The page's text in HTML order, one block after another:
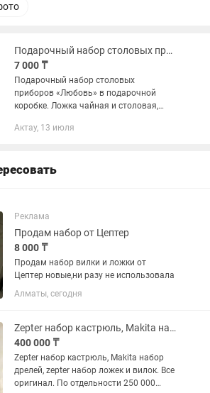
Подарочный набор столовых приборов «Любовь» в подарочной коробке.
7 000 ₸
Подарочный набор столовых
приборов «Любовь» в подарочной
коробке. Ложка чайная и столовая,
с износостойким покрытием, лазерная
Актау, 13 июля
Реклама
Продам набор от Цептер
8 000 ₸
Продам набор вилки и ложки от
Цептер новые,ни разу не использовала
Алматы, сегодня
Zepter набор кастрюль, Makita набор дрелей, zepter набор ложек и вилок
400 000 ₸
Zepter набор кастрюль, Makita набор
дрелей, zepter набор ложек и вилок. Все
оригинал. По отдельности 250 000